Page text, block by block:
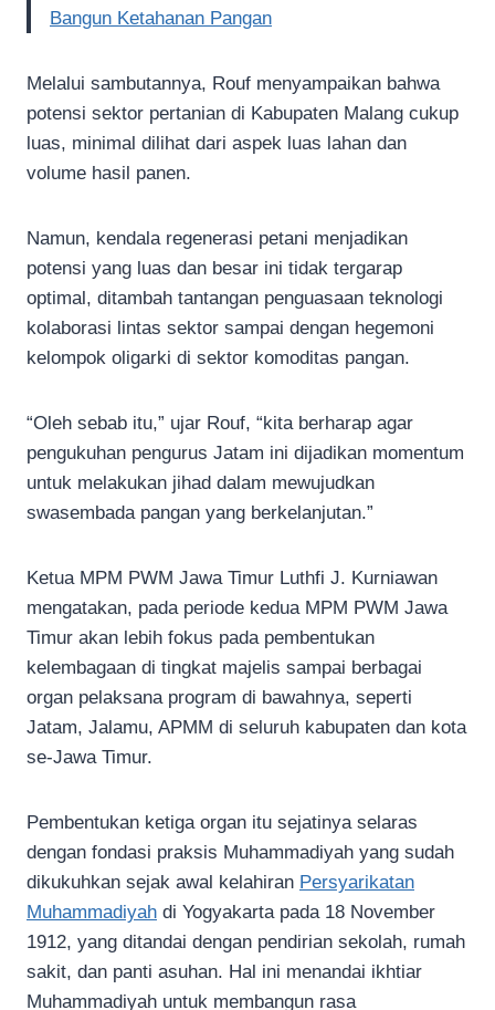
Bangun Ketahanan Pangan
Melalui sambutannya, Rouf menyampaikan bahwa
potensi sektor pertanian di Kabupaten Malang cukup
luas, minimal dilihat dari aspek luas lahan dan
volume hasil panen.
Namun, kendala regenerasi petani menjadikan
potensi yang luas dan besar ini tidak tergarap
optimal, ditambah tantangan penguasaan teknologi
kolaborasi lintas sektor sampai dengan hegemoni
kelompok oligarki di sektor komoditas pangan.
“Oleh sebab itu,” ujar Rouf, “kita berharap agar
pengukuhan pengurus Jatam ini dijadikan momentum
untuk melakukan jihad dalam mewujudkan
swasembada pangan yang berkelanjutan.”
Ketua MPM PWM Jawa Timur Luthfi J. Kurniawan
mengatakan, pada periode kedua MPM PWM Jawa
Timur akan lebih fokus pada pembentukan
kelembagaan di tingkat majelis sampai berbagai
organ pelaksana program di bawahnya, seperti
Jatam, Jalamu, APMM di seluruh kabupaten dan kota
se-Jawa Timur.
Pembentukan ketiga organ itu sejatinya selaras
dengan fondasi praksis Muhammadiyah yang sudah
dikukuhkan sejak awal kelahiran Persyarikatan
Muhammadiyah di Yogyakarta pada 18 November
1912, yang ditandai dengan pendirian sekolah, rumah
sakit, dan panti asuhan. Hal ini menandai ikhtiar
Muhammadiyah untuk membangun rasa